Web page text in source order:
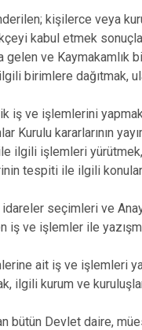
Beyoğlu
Çatalca
Eyüpsultan
kişilerce veya
kabul etmek
ve Kaymakamlık
birimlere dağıtmak,
iş ve işlemlerini
Kurulu kararlarının
ilgili işlemleri yürütmek,
tespiti ile ilgili
idareler seçimleri ve
iş ve işlemler ile
ait iş ve işlemleri
ilgili kurum ve
bütün Devlet daire,